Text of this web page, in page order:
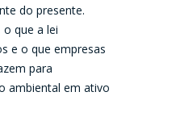
do presente.
que a lei
e o que empresas
para
ambiental em ativo